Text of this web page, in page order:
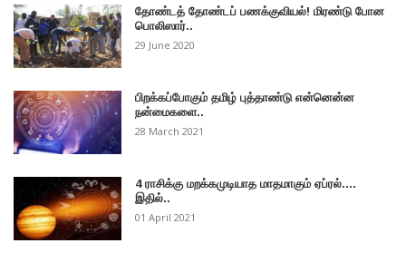
தோண்டத் தோண்டப் பணக்குவியல்! மிரண்டு போன
பொலிஸார்..
29 June 2020
பிறக்கப்போகும் தமிழ் புத்தாண்டு என்னென்ன
நன்மைகளை..
28 March 2021
4 ராசிக்கு மறக்கமுடியாத மாதமாகும் ஏப்ரல்....
இதில்..
01 April 2021